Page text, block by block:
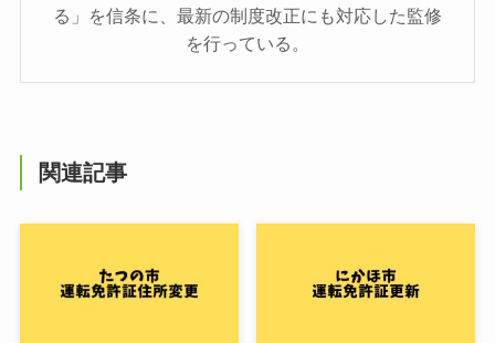
る」を信条に、最新の制度改正にも対応した監修
を行っている。
関連記事